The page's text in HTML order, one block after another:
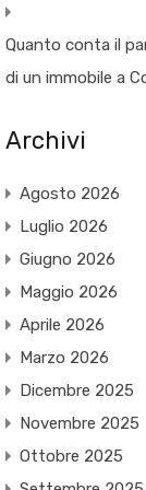
Quanto conta il
di un immobile a
Archivi
Agosto 2026
Luglio 2026
Giugno 2026
Maggio 2026
Aprile 2026
Marzo 2026
Dicembre 2025
Novembre 2025
Ottobre 2025